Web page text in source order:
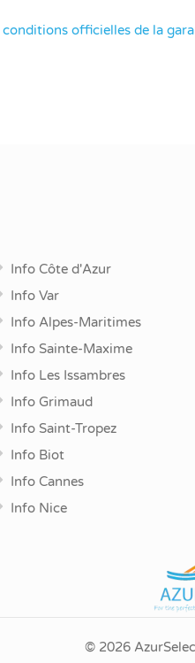
conditions officielles de la
Info Côte d'Azur
Info Var
Info Alpes-Maritimes
Info Sainte-Maxime
Info Les Issambres
Info Grimaud
Info Saint-Tropez
Info Biot
Info Cannes
Info Nice
© 2026